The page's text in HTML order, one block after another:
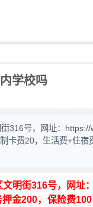
学校吗
316号，网址：https://
卡费20，生活费+住宿
明街316号，网址
金200，保险费